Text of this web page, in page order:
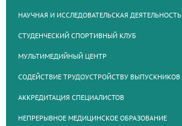
НАУЧНАЯ И ИССЛЕДОВАТЕЛЬСКАЯ ДЕЯТЕЛЬНОСТЬ
СТУДЕНЧЕСКИЙ СПОРТИВНЫЙ КЛУБ
МУЛЬТИМЕДИЙНЫЙ ЦЕНТР
СОДЕЙСТВИЕ ТРУДОУСТРОЙСТВУ ВЫПУСКНИКОВ
АККРЕДИТАЦИЯ СПЕЦИАЛИСТОВ
НЕПРЕРЫВНОЕ МЕДИЦИНСКОЕ ОБРАЗОВАНИЕ